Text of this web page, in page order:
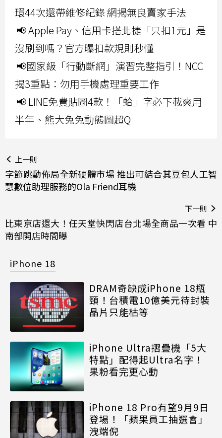
環44次還帶維修紀錄 網揭無良賣家手法
📢 Apple Pay、信用卡搭北捷「只扣1元」是
沒刷到嗎？官方曝扣款規則秒懂
📢國家級「行動斷網」演習完整指引！NCC
揭3重點：勿用手機處理重要工作
📢 LINE免費貼圖4款！「蛤」字必下載爽用
半年、熊大兔兔動態圖超Q
上一則
字節跳動佈局全新硬體市場 推出可結合其豆包人工智
慧數位助理服務的Ola Friend耳機
下一則
比東京店還大！任天堂快閃店台北場全商品一次看 中
南部開店時間曝
iPhone 18
DRAM奇缺成iPhone 18瓶
頸！台積電10億美元待封裝
晶片只能枯等
iPhone Ultra摺疊機「5大
特點」配得起Ultra名字！
果粉看完更心動
iPhone 18 Pro有望9月9日
登場！「蘋果員工抽選會」
洩端倪